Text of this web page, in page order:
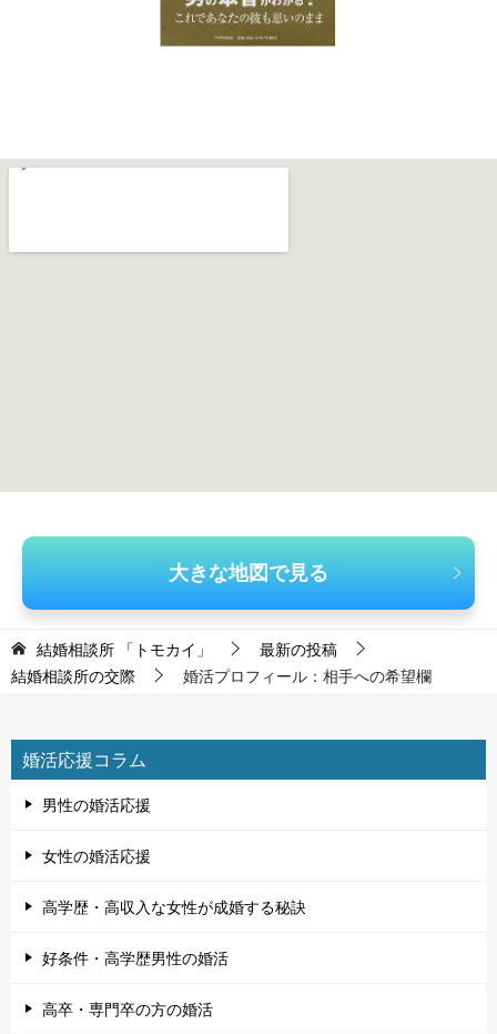
大きな地図で見る
結婚相談所 「トモカイ」
最新の投稿
結婚相談所の交際
婚活プロフィール：相手への希望欄
婚活応援コラム
男性の婚活応援
女性の婚活応援
高学歴・高収入な女性が成婚する秘訣
好条件・高学歴男性の婚活
高卒・専門卒の方の婚活